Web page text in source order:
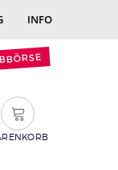
INFO